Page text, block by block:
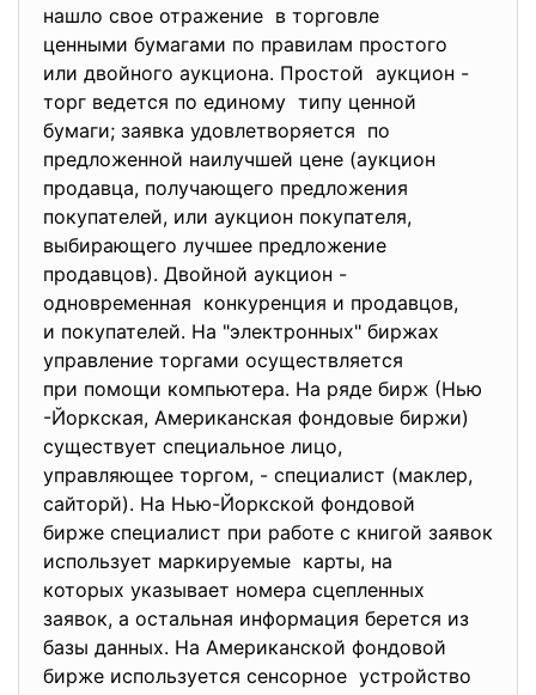
нашло свое отражение в торговле
ценными бумагами по правилам простого
или двойного аукциона. Простой аукцион -
торг ведется по единому типу ценной
бумаги; заявка удовлетворяется по
предложенной наилучшей цене (аукцион
продавца, получающего предложения
покупателей, или аукцион покупателя,
выбирающего лучшее предложение
продавцов). Двойной аукцион -
одновременная конкуренция и продавцов,
и покупателей. На "электронных" биржах
управление торгами осуществляется
при помощи компьютера. На ряде бирж (Нью
-Йоркская, Американская фондовые биржи)
существует специальное лицо,
управляющее торгом, - специалист (маклер,
сайторй). На Нью-Йоркской фондовой
бирже специалист при работе с книгой заявок
использует маркируемые карты, на
которых указывает номера сцепленных
заявок, а остальная информация берется из
базы данных. На Американской фондовой
бирже используется сенсорное устройство